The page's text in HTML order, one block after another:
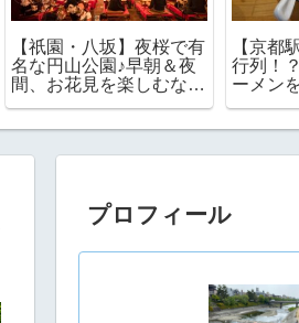
【二条城】兎のベビーカ
ステラがかわいい！「兎
珈琲」
【清水
混み必
堪能で
プロフィール